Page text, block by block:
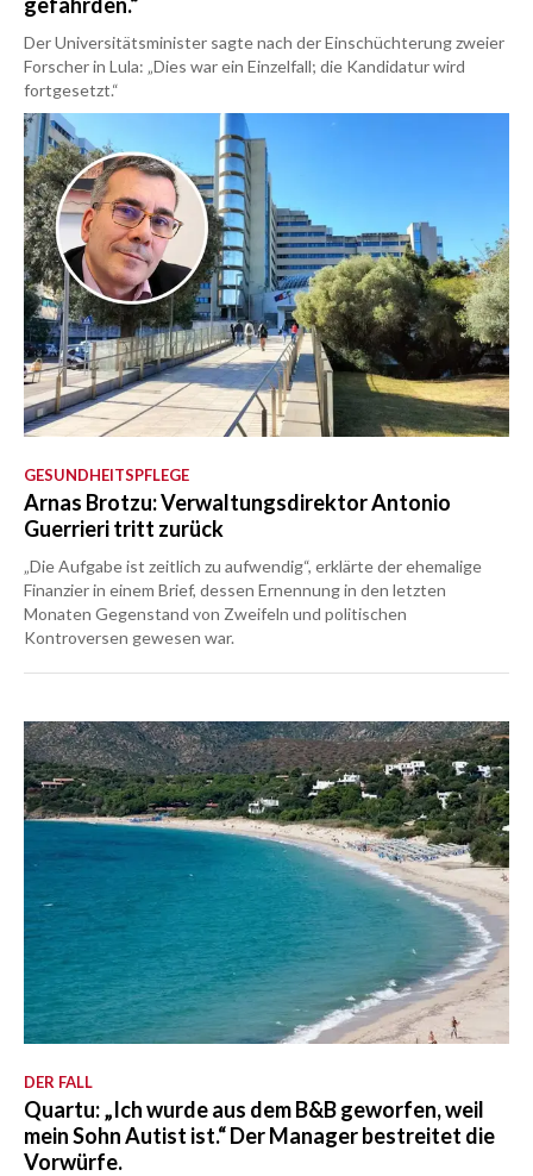
Der Universitätsminister sagte nach der Einschüchterung zweier
Forscher in Lula: „Dies war ein Einzelfall; die Kandidatur wird
fortgesetzt.“
GESUNDHEITSPFLEGE
Arnas Brotzu: Verwaltungsdirektor Antonio
Guerrieri tritt zurück
„Die Aufgabe ist zeitlich zu aufwendig“, erklärte der ehemalige
Finanzier in einem Brief, dessen Ernennung in den letzten
Monaten Gegenstand von Zweifeln und politischen
Kontroversen gewesen war.
DER FALL
Quartu: „Ich wurde aus dem B&B geworfen, weil
mein Sohn Autist ist.“ Der Manager bestreitet die
Vorwürfe.